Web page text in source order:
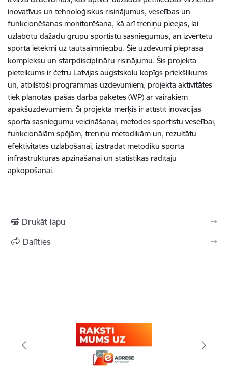
inovatīvus un tehnoloģiskus risinājumus, veselības un
funkcionēšanas monitorēšana, kā arī treniņu pieejas, lai
uzlabotu dažādu grupu sportistu sasniegumus, arī izvērtētu
sporta ietekmi uz tautsaimniecību. Šie uzdevumi pieprasa
kompleksu un starpdisciplināru risinājumu. Šis projekta
pieteikums ir četru Latvijas augstskolu kopīgs priekšlikums
un, atbilstoši programmas uzdevumiem, projekta aktivitātes
tiek plānotas īpašās darba paketēs (WP) ar vairākiem
apakšuzdevumiem. Šī projekta mērķis ir attīstīt inovācijas
sporta sasniegumu veicināšanai, metodes sportistu veselībai,
funkcionālām spējām, treniņu metodikām un, rezultātu
efektivitātes uzlabošanai, izstrādāt metodiku sporta
infrastruktūras apzināšanai un statistikas rādītāju
apkopošanai.
Drukāt lapu
Dalīties